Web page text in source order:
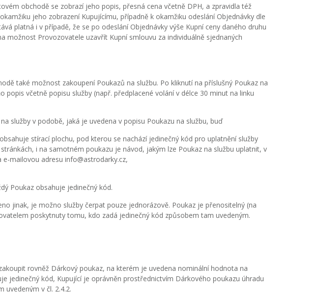
obchodě se zobrazí jeho popis, přesná cena včetně DPH, a zpravidla též
jeho zobrazení Kupujícímu, případně k okamžiku odeslání Objednávky dle
platná i v případě, že se po odeslání Objednávky výše Kupní ceny daného druhu
možnost Provozovatele uzavřít Kupní smlouvu za individuálně sjednaných
také možnost zakoupení Poukazů na službu. Po kliknutí na příslušný Poukaz na
popis včetně popisu služby (např. předplacené volání v délce 30 minut na linku
služby v podobě, jaká je uvedena v popisu Poukazu na službu, buď
stírací plochu, pod kterou se nachází jedinečný kód pro uplatnění služby
i na samotném poukazu je návod, jakým lze Poukaz na službu uplatnit, v
mailovou adresu info@astrodarky.cz,
Poukaz obsahuje jedinečný kód.
jinak, je možno služby čerpat pouze jednorázově. Poukaz je přenositelný (na
poskytnuty tomu, kdo zadá jedinečný kód způsobem tam uvedeným.
rovněž Dárkový poukaz, na kterém je uvedena nominální hodnota na
jedinečný kód, Kupující je oprávněn prostřednictvím Dárkového poukazu úhradu
uvedeným v čl. 2.4.2.